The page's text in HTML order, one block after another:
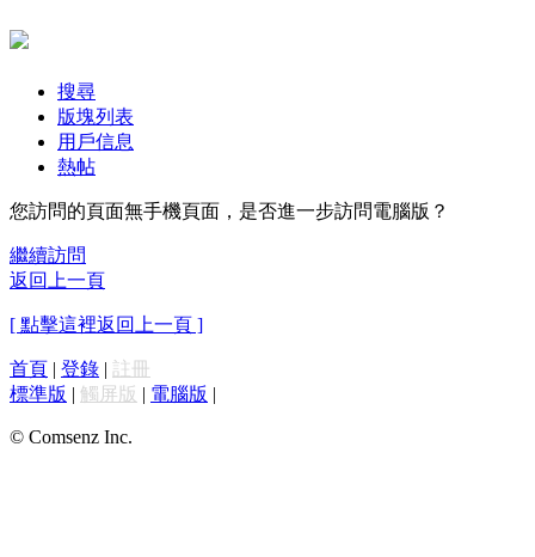
搜尋
版塊列表
用戶信息
熱帖
您訪問的頁面無手機頁面，是否進一步訪問電腦版？
繼續訪問
返回上一頁
[ 點擊這裡返回上一頁 ]
首頁 | 登錄 | 註冊
標準版 | 觸屏版 | 電腦版 |
© Comsenz Inc.